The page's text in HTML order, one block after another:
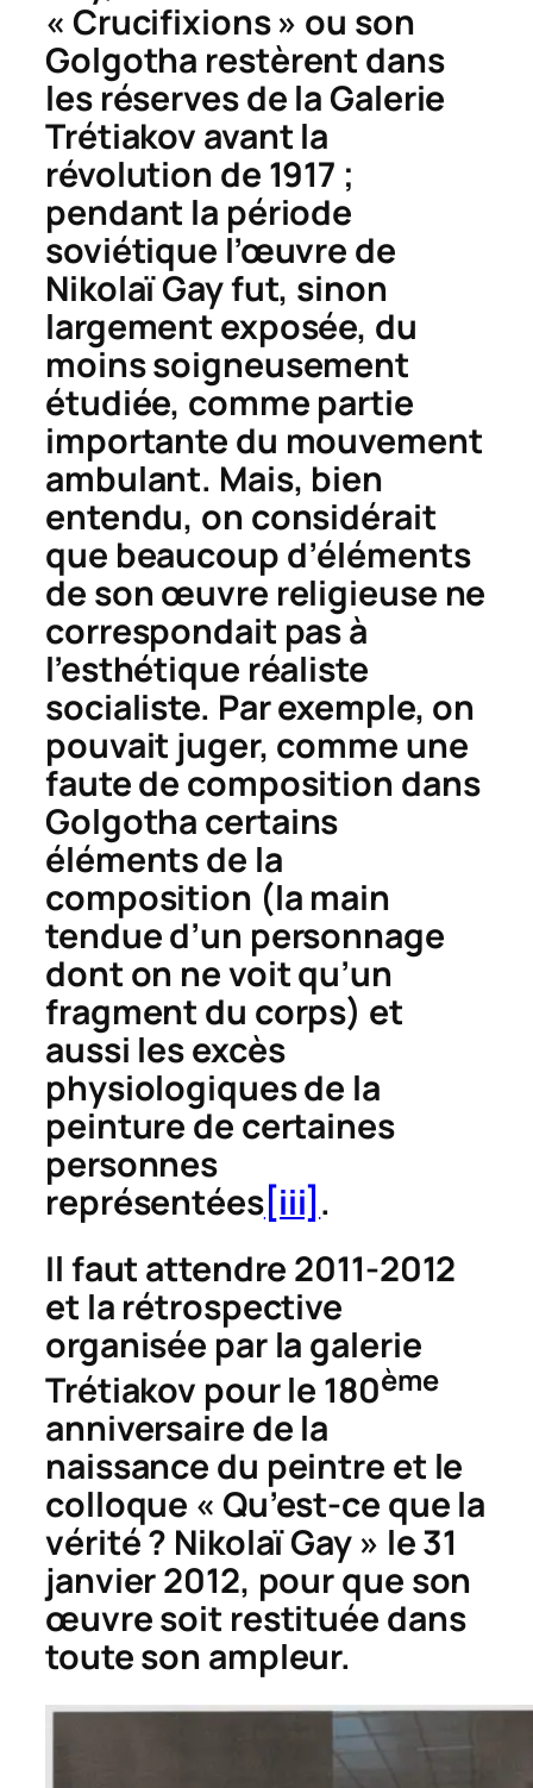
« Crucifixions » ou son
Golgotha restèrent dans
les réserves de la Galerie
Trétiakov avant la
révolution de 1917 ;
pendant la période
soviétique l’œuvre de
Nikolaï Gay fut, sinon
largement exposée, du
moins soigneusement
étudiée, comme partie
importante du mouvement
ambulant. Mais, bien
entendu, on considérait
que beaucoup d’éléments
de son œuvre religieuse ne
correspondait pas à
l’esthétique réaliste
socialiste. Par exemple, on
pouvait juger, comme une
faute de composition dans
Golgotha certains
éléments de la
composition (la main
tendue d’un personnage
dont on ne voit qu’un
fragment du corps) et
aussi les excès
physiologiques de la
peinture de certaines
personnes
représentées[iii] .
Il faut attendre 2011-2012
et la rétrospective
organisée par la galerie
Trétiakov pour le 180ème
anniversaire de la
naissance du peintre et le
colloque « Qu’est-ce que la
vérité ? Nikolaï Gay » le 31
janvier 2012, pour que son
œuvre soit restituée dans
toute son ampleur.